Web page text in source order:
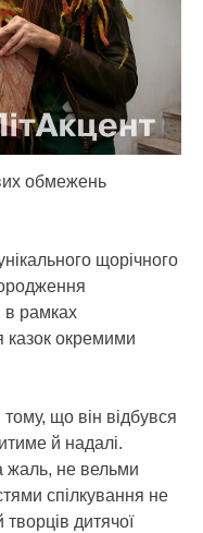
обмежень
щорічного
в рамках
окремими
що він відбувся
й надалі.
жаль, не вельми
спілкування не
творців дитячої